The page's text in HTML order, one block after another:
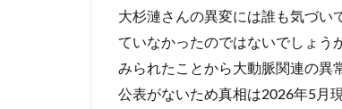
杉
漣
大杉漣さんの異変には誰も気づい
ていなかったのではないでしょう
みられたことから大動脈関連の異
公表がないため真相は2026年5月